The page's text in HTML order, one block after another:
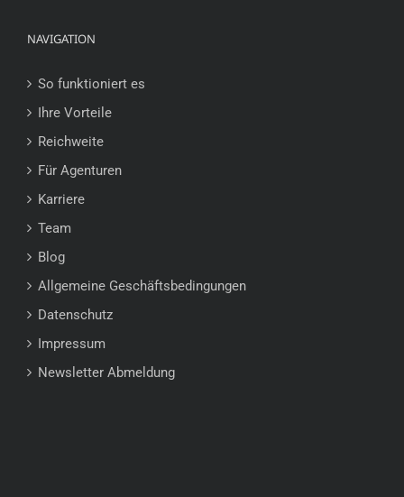
NAVIGATION
So funktioniert es
Ihre Vorteile
Reichweite
Für Agenturen
Karriere
Team
Blog
Allgemeine Geschäftsbedingungen
Datenschutz
Impressum
Newsletter Abmeldung